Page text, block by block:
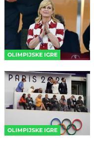
OLIMPIJSKE IGRE
OLIMPIJSKE IGRE